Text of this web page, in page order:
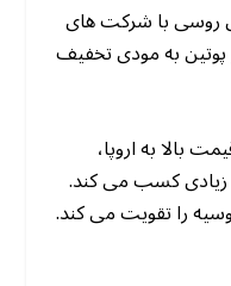
روسی با شرکت های
به مودی تخفیف
بالا به اروپا،
زیادی کسب می کند.
را تقویت می کند.